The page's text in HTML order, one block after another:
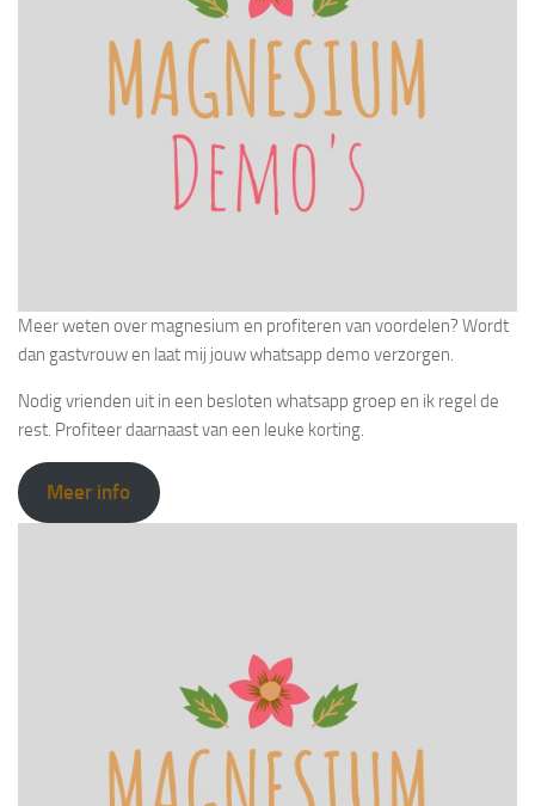
Meer weten over magnesium en profiteren van voordelen? Wordt
dan gastvrouw en laat mij jouw whatsapp demo verzorgen.
Nodig vrienden uit in een besloten whatsapp groep en ik regel de
rest. Profiteer daarnaast van een leuke korting.
Meer info